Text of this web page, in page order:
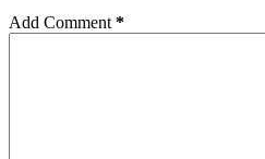
Add Comment *